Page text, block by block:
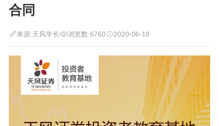
合同
来源:天风学长 浏览数:6760 2020-06-18